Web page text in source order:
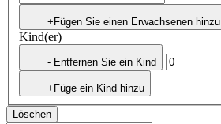
+Fügen Sie einen Erwachsenen hinzu
Kind(er)
- Entfernen Sie ein Kind
+Füge ein Kind hinzu
Löschen